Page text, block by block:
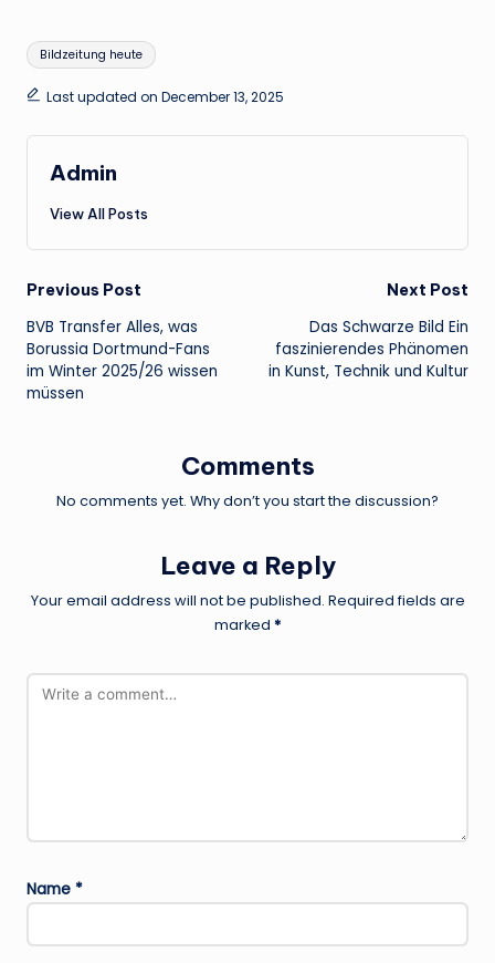
Tags:
Bildzeitung heute
Last updated on December 13, 2025
Admin
View All Posts
Post
navigation
Previous Post
BVB Transfer Alles, was
Borussia Dortmund-Fans
im Winter 2025/26 wissen
müssen
Next Post
Das Schwarze Bild Ein
faszinierendes Phänomen
in Kunst, Technik und Kultur
Comments
No comments yet. Why don’t you start the discussion?
Leave a Reply
Your email address will not be published. Required fields are
marked *
Name *